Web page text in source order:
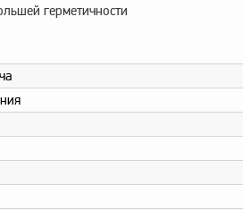
герметичности